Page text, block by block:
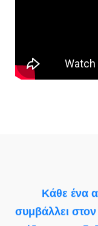
Κάθε ένα
συμβάλλει